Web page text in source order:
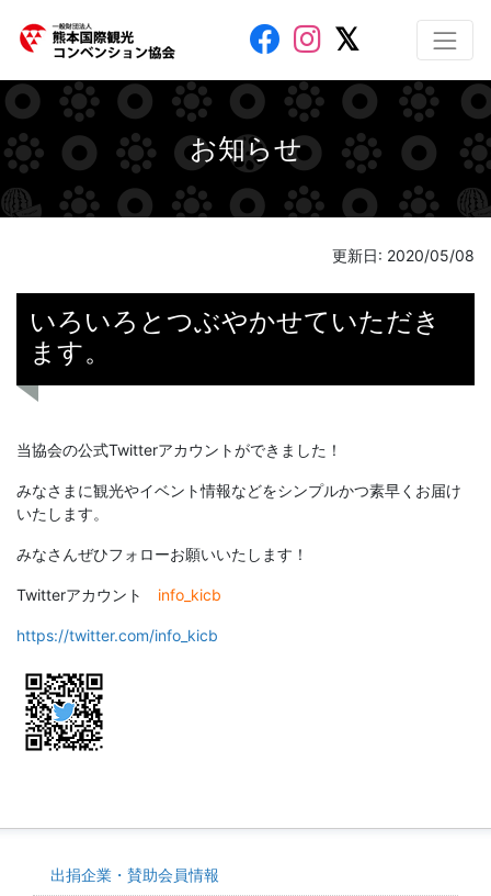
お知らせ
更新日: 2020/05/08
いろいろとつぶやかせていただき
ます。
当協会の公式Twitterアカウントができました！
みなさまに観光やイベント情報などをシンプルかつ素早くお届け
いたします。
みなさんぜひフォローお願いいたします！
Twitterアカウント info_kicb
https://twitter.com/info_kicb
出捐企業・賛助会員情報